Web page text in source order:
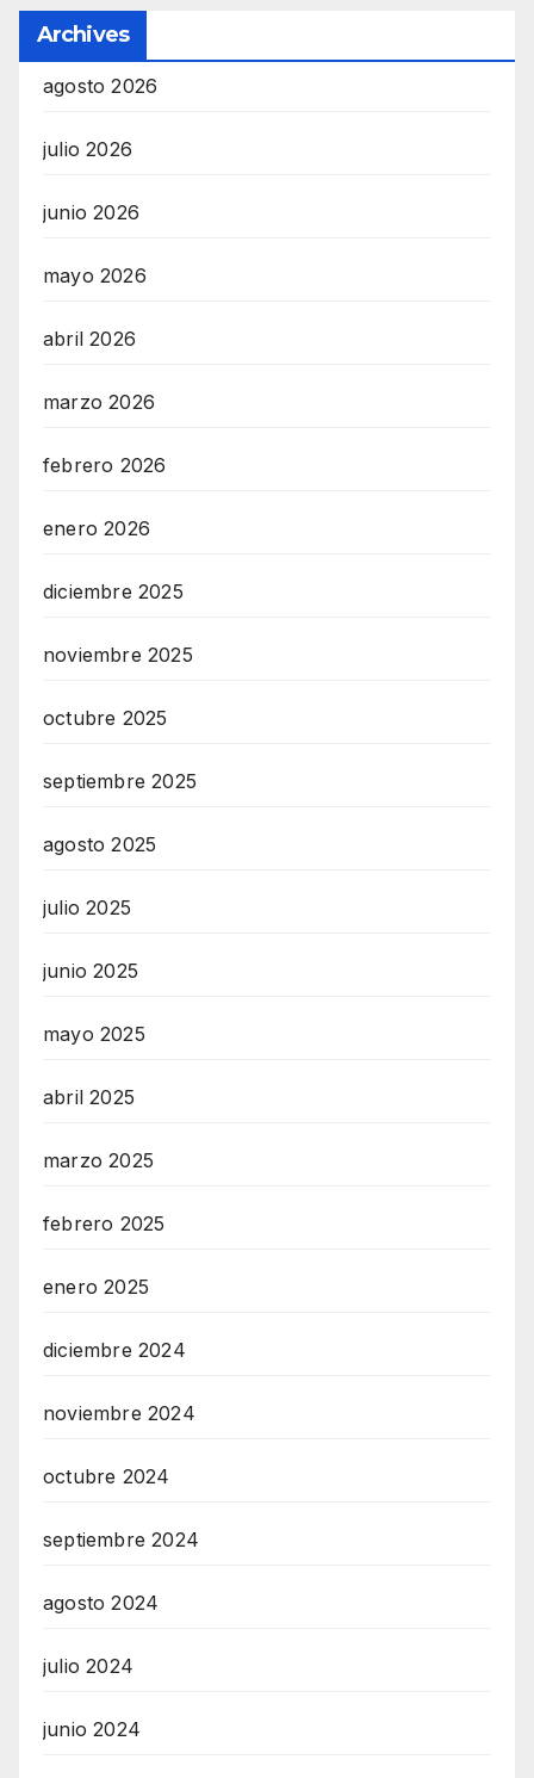
Archives
agosto 2026
julio 2026
junio 2026
mayo 2026
abril 2026
marzo 2026
febrero 2026
enero 2026
diciembre 2025
noviembre 2025
octubre 2025
septiembre 2025
agosto 2025
julio 2025
junio 2025
mayo 2025
abril 2025
marzo 2025
febrero 2025
enero 2025
diciembre 2024
noviembre 2024
octubre 2024
septiembre 2024
agosto 2024
julio 2024
junio 2024